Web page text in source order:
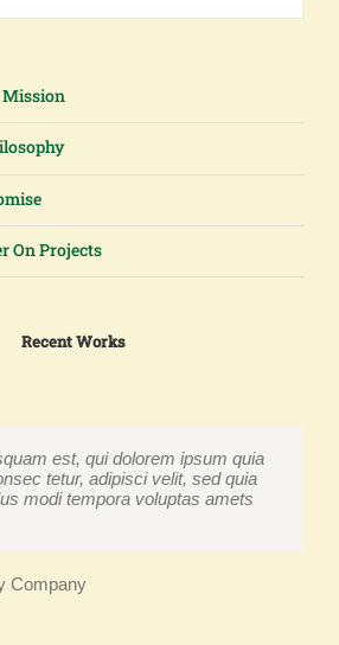
Mission
On Projects
Recent Works
est, qui dolorem ipsum quia
tetur, adipisci velit, sed quia
modi tempora voluptas amets
Company
Quisque at est id ligula
pulvinar nibh. Suspendisse at
ac felis arcu sadips ipsums
Fusion